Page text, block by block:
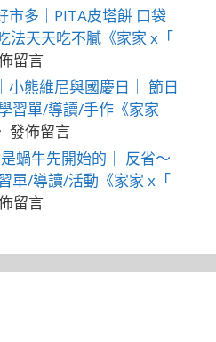
市多｜PITA皮塔餅 口袋
法天天吃不膩《家家 x「
留言
小熊維尼與國慶日｜ 節日
習單/導讀/手作《家家
發佈留言
蝸牛先開始的｜ 反省～
單/導讀/活動《家家 x「
留言